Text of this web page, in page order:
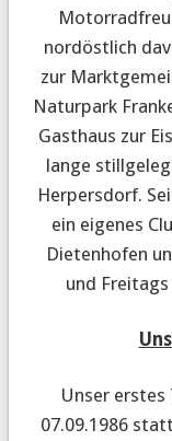
nordöstlich
zur
Naturpark
Gasthaus zur
lange
Herpersdorf.
ein eigenes
Dietenhofen
und
Unser erstes
07.09.1986